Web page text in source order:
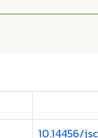
10.14456/